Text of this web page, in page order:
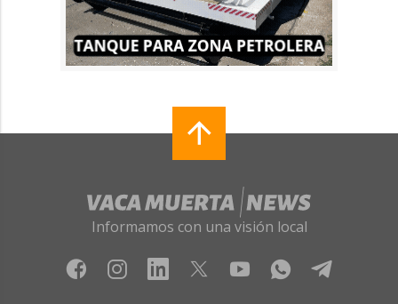
Informamos con una visión local